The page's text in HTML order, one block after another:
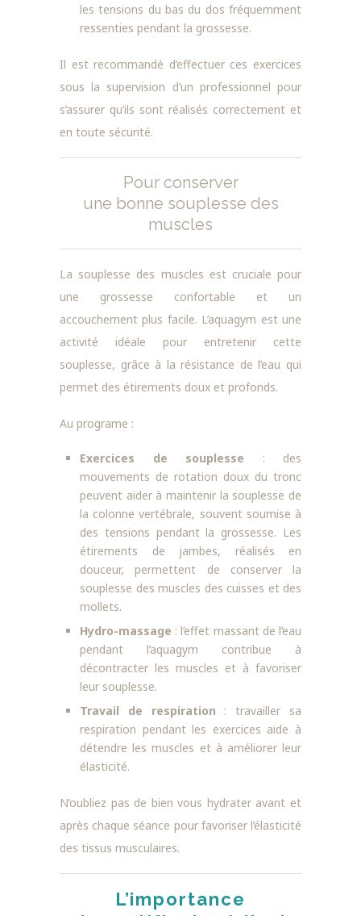
les tensions du bas du dos fréquemment
ressenties pendant la grossesse.
Il est recommandé d’effectuer ces exercices
sous la supervision d’un professionnel pour
s’assurer qu’ils sont réalisés correctement et
en toute sécurité.
Pour conserver
une bonne souplesse des
muscles
La souplesse des muscles est cruciale pour
une grossesse confortable et un
accouchement plus facile. L’aquagym est une
activité idéale pour entretenir cette
souplesse, grâce à la résistance de l’eau qui
permet des étirements doux et profonds.
Au programe :
Exercices de souplesse : des
mouvements de rotation doux du tronc
peuvent aider à maintenir la souplesse de
la colonne vertébrale, souvent soumise à
des tensions pendant la grossesse. Les
étirements de jambes, réalisés en
douceur, permettent de conserver la
souplesse des muscles des cuisses et des
mollets.
Hydro-massage : l’effet massant de l’eau
pendant l’aquagym contribue à
décontracter les muscles et à favoriser
leur souplesse.
Travail de respiration : travailler sa
respiration pendant les exercices aide à
détendre les muscles et à améliorer leur
élasticité.
N’oubliez pas de bien vous hydrater avant et
après chaque séance pour favoriser l’élasticité
des tissus musculaires.
L’importance